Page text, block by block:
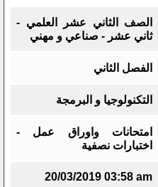
الصف الثاني عشر العلمي -
ثاني عشر - صناعي و مهني
الفصل الثاني
التكنولوجيا و البرمجة
امتحانات واوراق عمل -
اختبارات نصفية
20/03/2019 03:58 am